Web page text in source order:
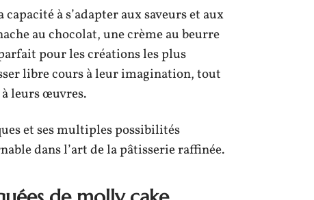
à s’adapter aux saveurs et aux
au chocolat, une crème au beurre
pour les créations les plus
libre cours à leur imagination, tout
leurs œuvres.
et ses multiples possibilités
dans l’art de la pâtisserie raffinée.